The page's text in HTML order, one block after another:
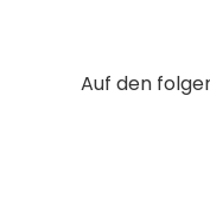
Auf den